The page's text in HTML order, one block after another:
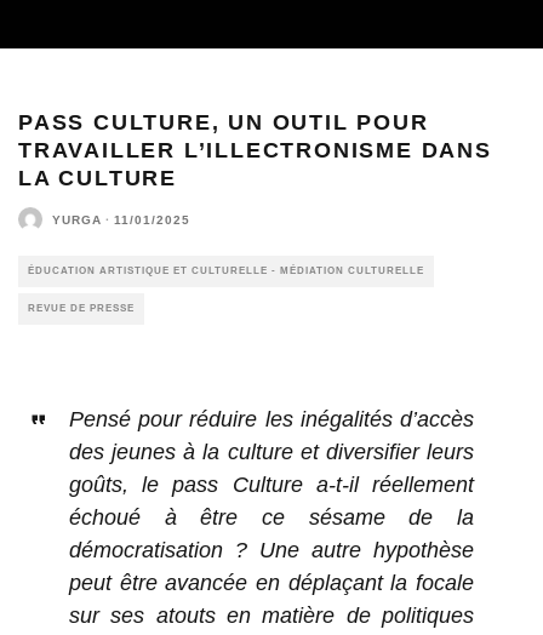
PASS CULTURE, UN OUTIL POUR
TRAVAILLER L’ILLECTRONISME DANS
LA CULTURE
YURGA · 11/01/2025
ÉDUCATION ARTISTIQUE ET CULTURELLE - MÉDIATION CULTURELLE
REVUE DE PRESSE
Pensé pour réduire les inégalités d’accès
des jeunes à la culture et diversifier leurs
goûts, le pass Culture a-t-il réellement
échoué à être ce sésame de la
démocratisation ? Une autre hypothèse
peut être avancée en déplaçant la focale
sur ses atouts en matière de politiques